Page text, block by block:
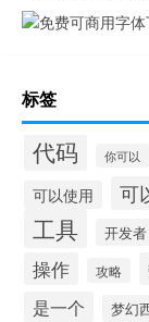
标签
代码 你可以
可以使用 可
工具 开发者
操作 攻略
是一个 梦幻